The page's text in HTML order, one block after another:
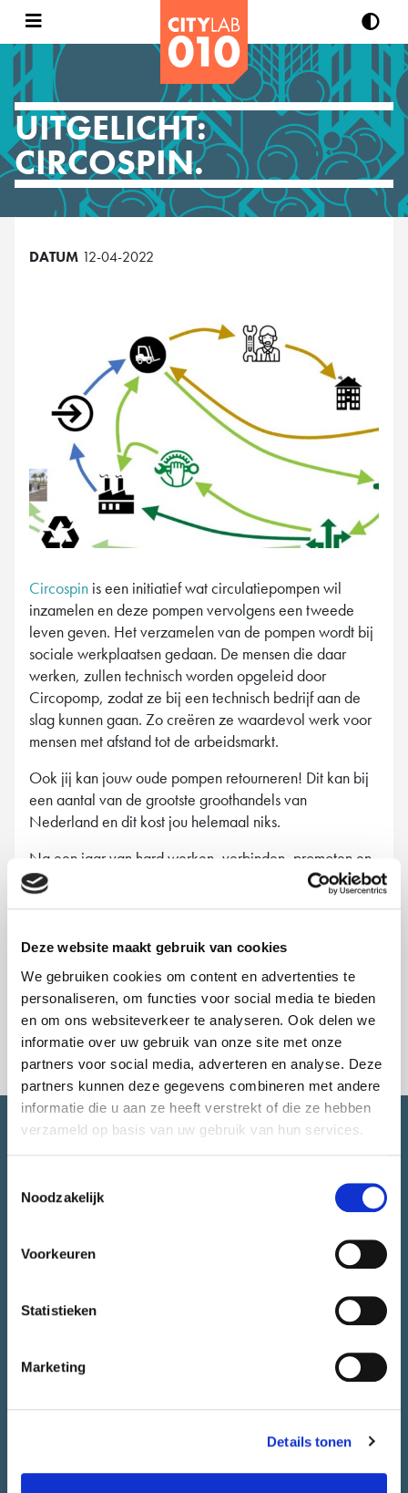
Deze website maakt gebruik van cookies
We gebruiken cookies om content en advertenties te
personaliseren, om functies voor social media te bieden
en om ons websiteverkeer te analyseren. Ook delen we
informatie over uw gebruik van onze site met onze
partners voor social media, adverteren en analyse. Deze
partners kunnen deze gegevens combineren met andere
informatie die u aan ze heeft verstrekt of die ze hebben
verzameld op basis van uw gebruik van hun services.
Noodzakelijk
Voorkeuren
Statistieken
Marketing
Details tonen
UITGELICHT:
CIRCOSPIN.
DATUM 12-04-2022
Circospin is een initiatief wat circulatiepompen wil
inzamelen en deze pompen vervolgens een tweede
leven geven. Het verzamelen van de pompen wordt bij
sociale werkplaatsen gedaan. De mensen die daar
werken, zullen technisch worden opgeleid door
Circopomp, zodat ze bij een technisch bedrijf aan de
slag kunnen gaan. Zo creëren ze waardevol werk voor
mensen met afstand tot de arbeidsmarkt.
Ook jij kan jouw oude pompen retourneren! Dit kan bij
een aantal van de grootste groothandels van
Nederland en dit kost jou helemaal niks.
Na een jaar van hard werken, verbinden, promoten en
vooral blijven geloven in Circospin, is het dan eindelijk
zo ver! Op 12 april start officieel Circopomp,
Circospin B.V. heeft in 2021 een startbudget van
Citylab010 ontvangen
SNEL NAAR.
Over CityLab010
Alle initiatieven
Agenda
Juryrapport